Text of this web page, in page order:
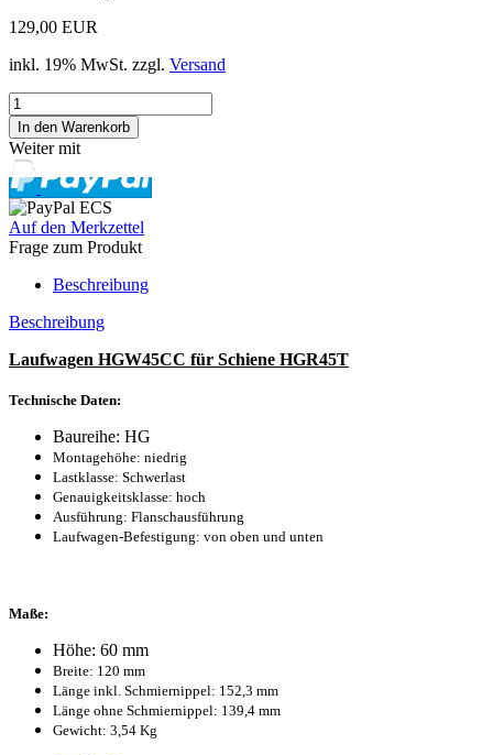
129,00 EUR
inkl. 19% MwSt. zzgl. Versand
Weiter mit
Auf den Merkzettel
Frage zum Produkt
Beschreibung
Beschreibung
Laufwagen HGW45CC für Schiene HGR45T
Technische Daten:
Baureihe: HG
Montagehöhe: niedrig
Lastklasse: Schwerlast
Genauigkeitsklasse: hoch
Ausführung: Flanschausführung
Laufwagen-Befestigung: von oben und unten
Maße:
Höhe: 60 mm
Breite: 120 mm
Länge inkl. Schmiernippel: 152,3 mm
Länge ohne Schmiernippel: 139,4 mm
Gewicht: 3,54 Kg